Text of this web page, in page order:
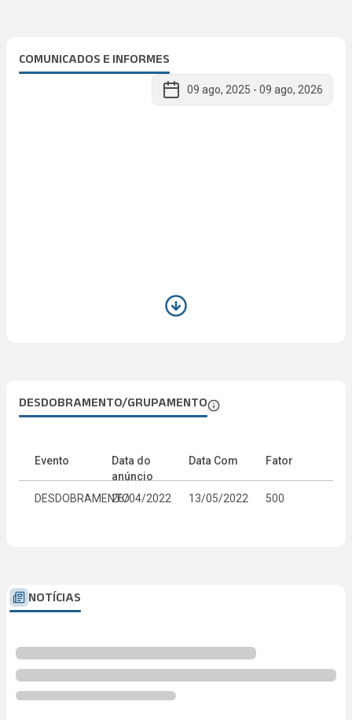
COMUNICADOS E INFORMES
09 ago, 2025 - 09 ago, 2026
DESDOBRAMENTO/GRUPAMENTO
Evento
Data do
anúncio
Data Com Fator
DESDOBRAMENTO26/04/2022 13/05/2022 500
NOTÍCIAS